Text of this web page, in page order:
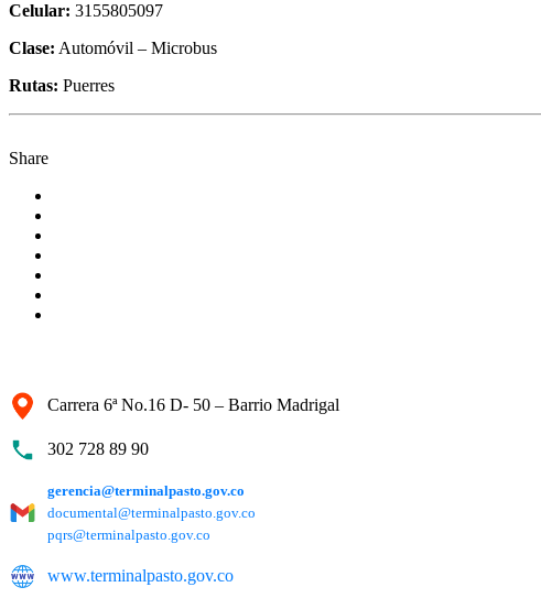
Celular: 3155805097
Clase: Automóvil – Microbus
Rutas: Puerres
Share
Carrera 6ª No.16 D- 50 – Barrio Madrigal
302 728 89 90
gerencia@terminalpasto.gov.co
documental@terminalpasto.gov.co
pqrs@terminalpasto.gov.co
www.terminalpasto.gov.co